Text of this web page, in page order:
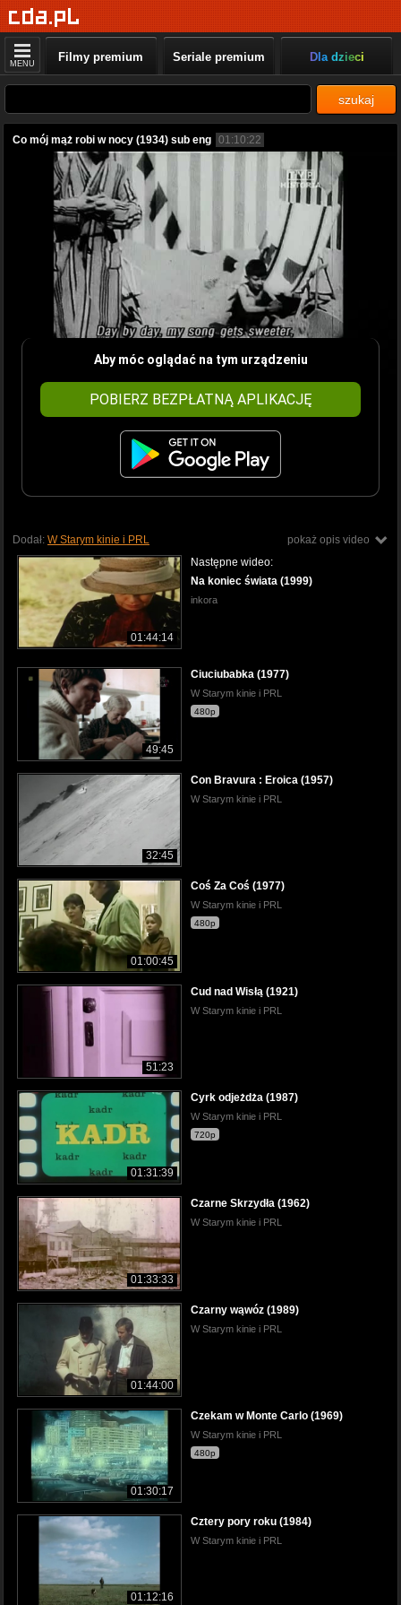
MENU Filmy premium Seriale premium Dla dzieci
szukaj
Co mój mąż robi w nocy (1934) sub eng 01:10:22
Aby móc oglądać na tym urządzeniu
POBIERZ BEZPŁATNĄ APLIKACJĘ
pokaż opis video
Dodał: W Starym kinie i PRL
01:44:14
Następne wideo:
Na koniec świata (1999)
inkora
49:45
Ciuciubabka (1977)
W Starym kinie i PRL
480p
32:45
Con Bravura : Eroica (1957)
W Starym kinie i PRL
01:00:45
Coś Za Coś (1977)
W Starym kinie i PRL
480p
51:23
Cud nad Wisłą (1921)
W Starym kinie i PRL
01:31:39
Cyrk odjeżdża (1987)
W Starym kinie i PRL
720p
01:33:33
Czarne Skrzydła (1962)
W Starym kinie i PRL
01:44:00
Czarny wąwóz (1989)
W Starym kinie i PRL
01:30:17
Czekam w Monte Carlo (1969)
W Starym kinie i PRL
480p
01:12:16
Cztery pory roku (1984)
W Starym kinie i PRL